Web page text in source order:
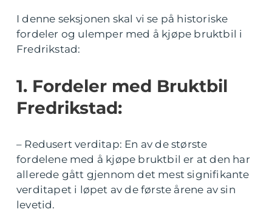
I denne seksjonen skal vi se på historiske
fordeler og ulemper med å kjøpe bruktbil i
Fredrikstad:
1. Fordeler med Bruktbil
Fredrikstad:
– Redusert verditap: En av de største
fordelene med å kjøpe bruktbil er at den har
allerede gått gjennom det mest signifikante
verditapet i løpet av de første årene av sin
levetid.